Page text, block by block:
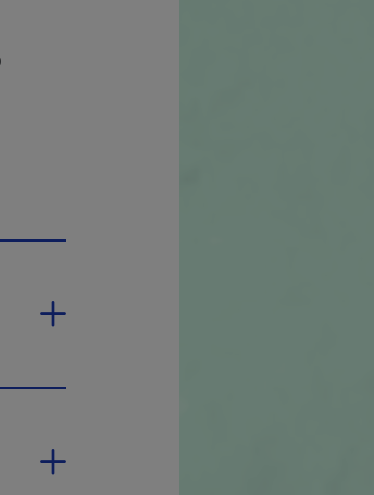
dans une nouvelle fenêtre.